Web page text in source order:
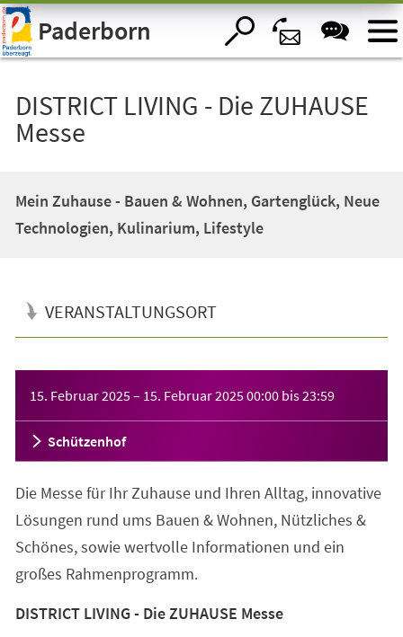
Visuelle
Assistenzsoftware
öffnen.Paderborn
DISTRICT LIVING - Die ZUHAUSE
Messe
Mein Zuhause - Bauen & Wohnen, Gartenglück, Neue
Technologien, Kulinarium, Lifestyle
VERANSTALTUNGSORT
15. Februar 2025– 15. Februar 202500:00 bis23:59
Schützenhof
Die Messe für Ihr Zuhause und Ihren Alltag, innovative
Lösungen rund ums Bauen & Wohnen, Nützliches &
Schönes, sowie wertvolle Informationen und ein
großes Rahmenprogramm.
DISTRICT LIVING - Die ZUHAUSE Messe